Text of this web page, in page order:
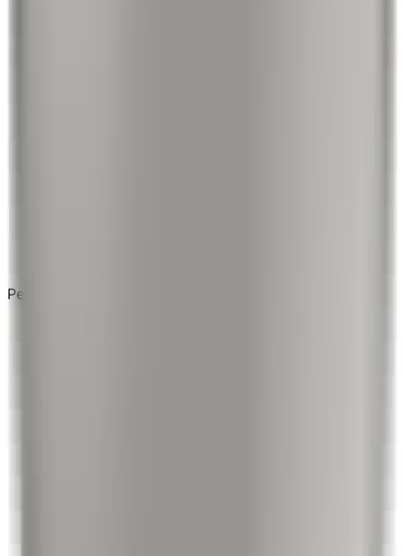
Personalizováno v našem studiu